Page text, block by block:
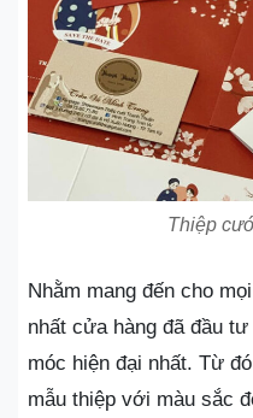
Thiệp
Nhằm mang đến cho
nhất cửa hàng đã đầu
móc hiện đại nhất. Từ
mẫu thiệp với màu sắc